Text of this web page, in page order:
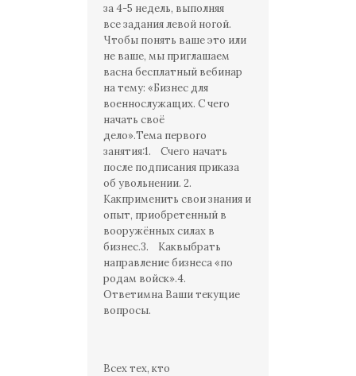
за 4-5 недель, выполняя
все задания левой ногой.
Чтобы понять ваше это или
не ваше, мы приглашаем
васна бесплатный вебинар
на тему: «Бизнес для
военнослужащих. С чего
начать своё
дело».Тема первого
занятия:1. Счего начать
после подписания приказа
об увольнении. 2.
Какприменить свои знания и
опыт, приобретенный в
вооружённых силах в
бизнес.3. Каквыбрать
направление бизнеса «по
родам войск».4.
Ответимна Ваши текущие
вопросы.
Всех тех, кто